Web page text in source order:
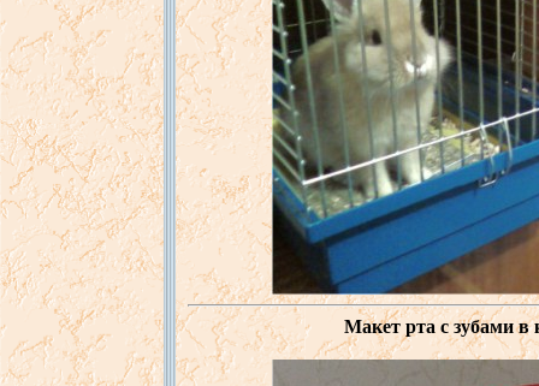
Макет рта сзубамив